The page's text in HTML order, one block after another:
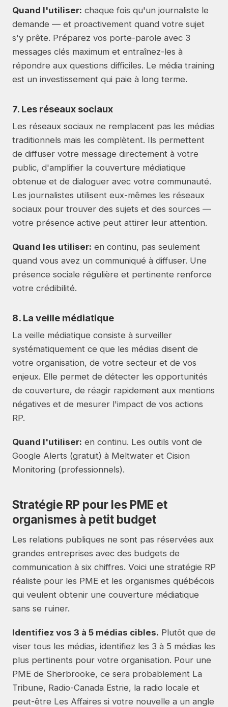
Quand l'utiliser: chaque fois qu'un journaliste le
demande — et proactivement quand votre sujet
s'y prête. Préparez vos porte-parole avec 3
messages clés maximum et entraînez-les à
répondre aux questions difficiles. Le média training
est un investissement qui paie à long terme.
7. Les réseaux sociaux
Les réseaux sociaux ne remplacent pas les médias
traditionnels mais les complètent. Ils permettent
de diffuser votre message directement à votre
public, d'amplifier la couverture médiatique
obtenue et de dialoguer avec votre communauté.
Les journalistes utilisent eux-mêmes les réseaux
sociaux pour trouver des sujets et des sources —
votre présence active peut attirer leur attention.
Quand les utiliser: en continu, pas seulement
quand vous avez un communiqué à diffuser. Une
présence sociale régulière et pertinente renforce
votre crédibilité.
8. La veille médiatique
La veille médiatique consiste à surveiller
systématiquement ce que les médias disent de
votre organisation, de votre secteur et de vos
enjeux. Elle permet de détecter les opportunités
de couverture, de réagir rapidement aux mentions
négatives et de mesurer l'impact de vos actions
RP.
Quand l'utiliser: en continu. Les outils vont de
Google Alerts (gratuit) à Meltwater et Cision
Monitoring (professionnels).
Stratégie RP pour les PME et
organismes à petit budget
Les relations publiques ne sont pas réservées aux
grandes entreprises avec des budgets de
communication à six chiffres. Voici une stratégie RP
réaliste pour les PME et les organismes québécois
qui veulent obtenir une couverture médiatique
sans se ruiner.
Identifiez vos 3 à 5 médias cibles. Plutôt que de
viser tous les médias, identifiez les 3 à 5 médias les
plus pertinents pour votre organisation. Pour une
PME de Sherbrooke, ce sera probablement La
Tribune, Radio-Canada Estrie, la radio locale et
peut-être Les Affaires si votre nouvelle a un angle